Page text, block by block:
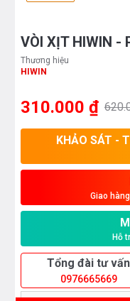
VÒI XỊT HIWIN -
Thương hiệu
HIWIN
310.000 ₫
KHẢO SÁT -
Giao
Hỗ
Tổng đài tư vấn
0976665669